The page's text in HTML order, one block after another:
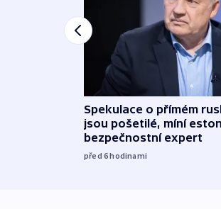
Spekulace o přímém
jsou pošetilé, míní
bezpečnostní expert
před 6hodinami